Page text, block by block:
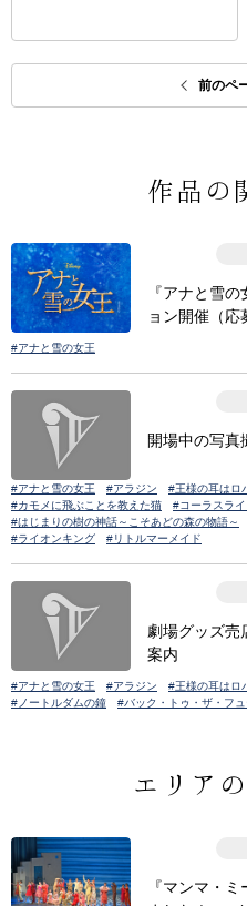
前のペ
作品の
『アナと雪
ョン開催（応
#アナと雪の女王
開場中の写真
#アナと雪の女王 #アラジン #王様の耳はロ
#カモメに飛ぶことを教えた猫
#コーラスライ
#はじまりの樹の神話～こそあどの森の物語～
#ライオンキング
#リトルマーメイド
劇場グッズ
案内
#アナと雪の女王 #アラジン #王様の耳はロ
#ノートルダムの鐘
#バック・トゥ・ザ・フ
エリア
『マンマ・